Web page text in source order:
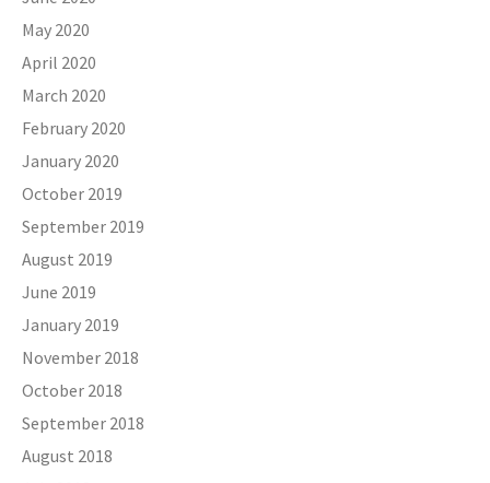
May 2020
April 2020
March 2020
February 2020
January 2020
October 2019
September 2019
August 2019
June 2019
January 2019
November 2018
October 2018
September 2018
August 2018